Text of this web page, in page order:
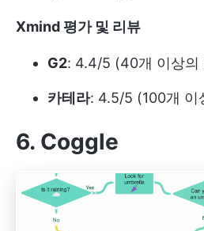
Xmind 평가 및 리뷰
G2: 4.4/5 (40개 이상의
카테라: 4.5/5 (100개 이
6. Coggle